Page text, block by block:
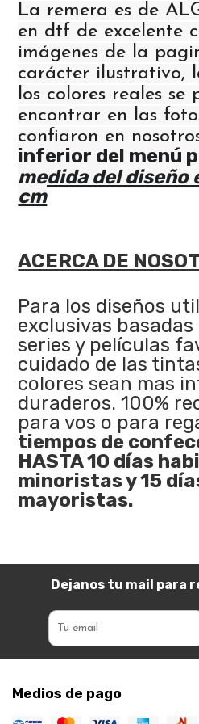
La remera es de
en dtf de excelente
imágenes de la
carácter ilustrativo,
los colores reales se
encontrar en las
confiaron en
inferior del menú
medida del diseño
cm
ACERCA DE
Para los diseños
exclusivas
series y películas
cuidado de las
colores sean mas
duraderos. 100%
para vos o para
tiempos de
HASTA 10 días
minoristas y 15
mayoristas.
Dejanos tu mail para
Medios de pago